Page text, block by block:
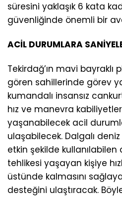
süresini yaklaşık 6 kata
güvenliğinde önemli bir
ACİL DURUMLARA
Tekirdağ’ın mavi bayraklı
gören sahillerinde görev
kumandalı insansız
hız ve manevra
yaşanabilecek acil
ulaşabilecek. Dalgalı
etkin şekilde
tehlikesi yaşayan kişiye
üstünde kalmasını
desteğini ulaştıracak.